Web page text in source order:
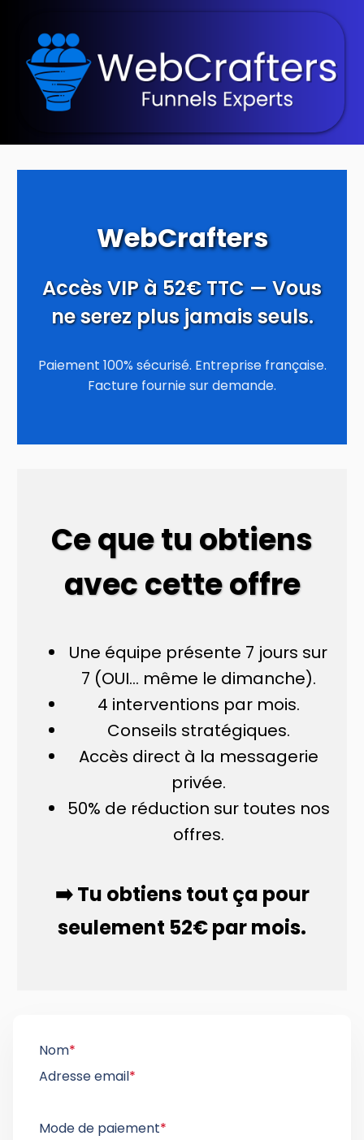
WebCrafters
Accès VIP à 52€ TTC — Vous
ne serez plus jamais seuls.
Paiement 100% sécurisé. Entreprise française.
Facture fournie sur demande.
Ce que tu obtiens
avec cette offre
Une équipe présente 7 jours sur
7 (OUI... même le dimanche).
4 interventions par mois.
Conseils stratégiques.
Accès direct à la messagerie
privée.
50% de réduction sur toutes nos
offres.
➡️ Tu obtiens tout ça pour
seulement 52€ par mois.
Nom*
Adresse email*
Mode de paiement*